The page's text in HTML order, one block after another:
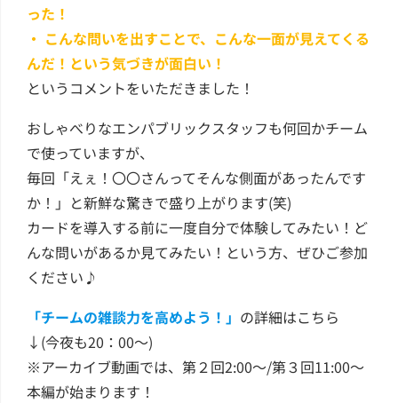
った！
・ こんな問いを出すことで、こんな一面が見えてくる
んだ！という気づきが面白い！
というコメントをいただきました！
おしゃべりなエンパブリックスタッフも何回かチーム
で使っていますが、
毎回「えぇ！〇〇さんってそんな側面があったんです
か！」と新鮮な驚きで盛り上がります(笑)
カードを導入する前に一度自分で体験してみたい！ど
んな問いがあるか見てみたい！という方、ぜひご参加
ください♪
「チームの雑談力を高めよう！」 の詳細はこちら
↓(今夜も20：00～)
※アーカイブ動画では、第２回2:00〜/第３回11:00〜
本編が始まります！